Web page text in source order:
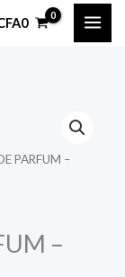
0
PARFUM –
–